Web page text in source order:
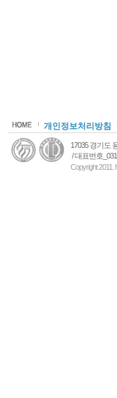
개인정보처리방침
17035 경기도
/ 대표번호
Copyright 2011.